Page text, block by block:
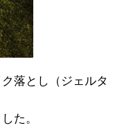
落とし（ジェルタ
た。